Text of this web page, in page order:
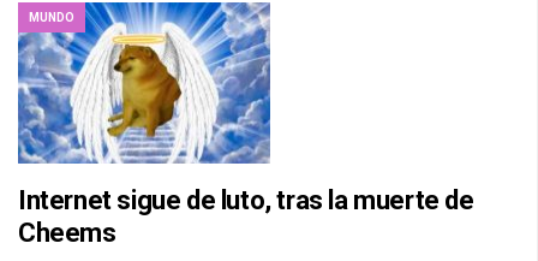
MUNDO
Internet sigue de luto, tras la muerte de
Cheems